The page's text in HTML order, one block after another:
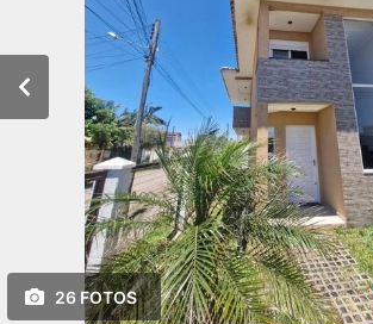
26 FOTOS